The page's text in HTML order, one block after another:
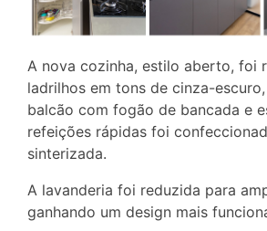
A nova cozinha, estilo aberto, foi
ladrilhos em tons de cinza-
balcão com fogão de bancada e
refeições rápidas foi
sinterizada.
A lavanderia foi reduzida para
ganhando um design mais